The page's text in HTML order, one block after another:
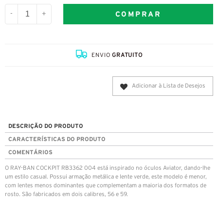
- + COMPRAR
ENVIOGRATUITO
Adicionar à Lista de Desejos
DESCRIÇÃO DO PRODUTO
CARACTERÍSTICAS DO PRODUTO
COMENTÁRIOS
O RAY-BAN COCKPIT RB3362 004 está inspirado no óculos Aviator, dando-lhe
um estilo casual. Possui armação metálica e lente verde, este modelo é menor,
com lentes menos dominantes que complementam a maioria dos formatos de
rosto. São fabricados em dois calibres, 56 e 59.